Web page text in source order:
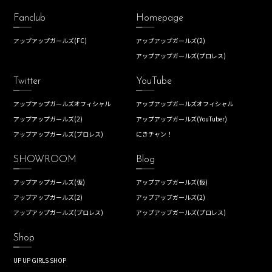
Fanclub
アップアップガールズ(FC)
Homepage
アップアップガールズ(2)
アップアップガールズ(プロレス)
Twitter
アップアップガールズオフィシャル
アップアップガールズ(2)
アップアップガールズ(プロレス)
YouTube
アップアップガールズオフィシャル
アップアップガールズ(YouTuber)
にきチャン！
SHOWROOM
アップアップガールズ(仮)
アップアップガールズ(2)
アップアップガールズ(プロレス)
Blog
アップアップガールズ(仮)
アップアップガールズ(2)
アップアップガールズ(プロレス)
Shop
UP UP GIRLS SHOP